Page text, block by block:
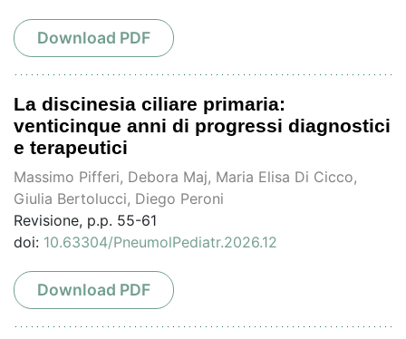
Download PDF
La discinesia ciliare primaria:
venticinque anni di progressi diagnostici
e terapeutici
Massimo Pifferi, Debora Maj, Maria Elisa Di Cicco,
Giulia Bertolucci, Diego Peroni
Revisione, p.p. 55-61
doi: 10.63304/PneumolPediatr.2026.12
Download PDF